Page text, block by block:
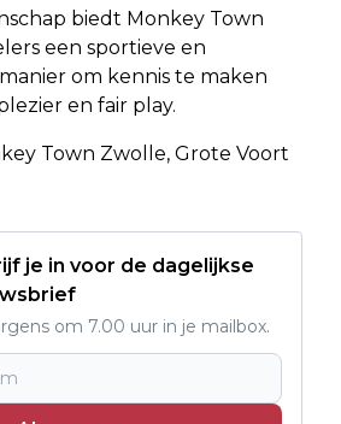
biedt Monkey Town
een sportieve en
om kennis te maken
en fair play.
Town Zwolle, Grote Voort
je in voor de dagelijkse
om 7.00 uur in je mailbox.